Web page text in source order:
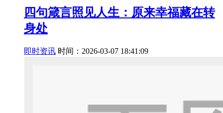
四句箴言照见人生：原来幸福藏在转
身处
即时资讯 时间：2026-03-07 18:41:09